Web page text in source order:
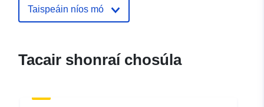
Aitheantóirí:
ide.developpement-
91dc-41cc-b452-
Taispeáin níos mó
Tacair shonraí chosúla